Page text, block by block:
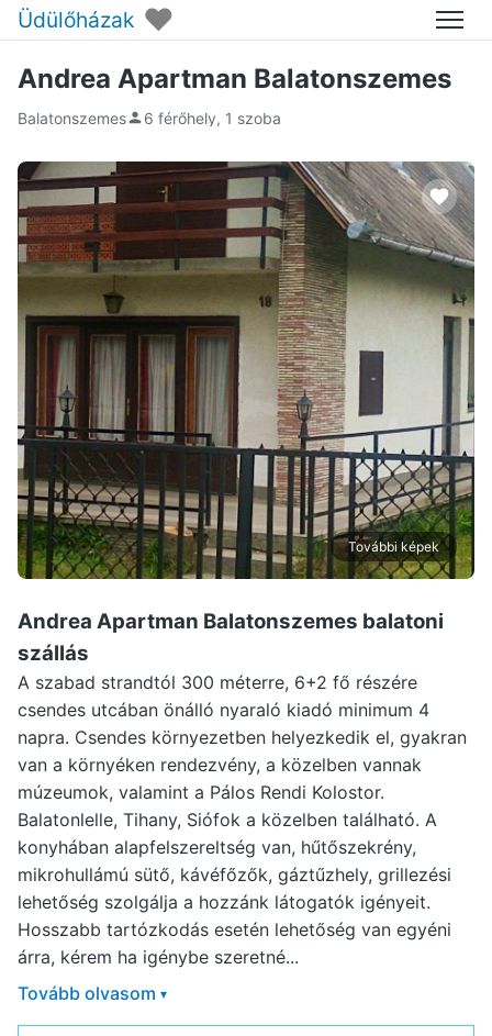
Üdülőházak ♥ Menü
Andrea Apartman Balatonszemes
Balatonszemes 6 férőhely, 1 szoba
További képek
Andrea Apartman Balatonszemes balatoni
szállás
A szabad strandtól 300 méterre, 6+2 fő részére
csendes utcában önálló nyaraló kiadó minimum 4
napra. Csendes környezetben helyezkedik el, gyakran
van a környéken rendezvény, a közelben vannak
múzeumok, valamint a Pálos Rendi Kolostor.
Balatonlelle, Tihany, Siófok a közelben található. A
konyhában alapfelszereltség van, hűtőszekrény,
mikrohullámú sütő, kávéfőzők, gáztűzhely, grillezési
lehetőség szolgálja a hozzánk látogatók igényeit.
Hosszabb tartózkodás esetén lehetőség van egyéni
árra, kérem ha igénybe szeretné...
Tovább olvasom ▾